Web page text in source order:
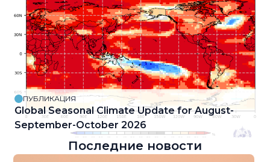
ПУБЛИКАЦИЯ
Global Seasonal Climate Update for August-
September-October 2026
Последние новости